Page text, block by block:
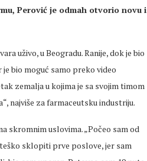
Perović je odmah otvorio novu i
uživo, u Beogradu. Ranije, dok je bio
bio moguć samo preko video
zemalja u kojima je sa svojim timom
najviše za farmaceutsku industriju.
skromnim uslovima. „Počeo sam od
sklopiti prve poslove, jer sam